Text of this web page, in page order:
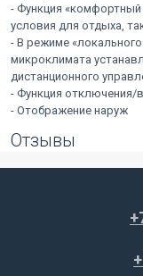
- Функция
условия для отдыха,
- В режиме
микроклимата
дистанционного
- Функция отключения/
- Отображение наруж
Отзывы